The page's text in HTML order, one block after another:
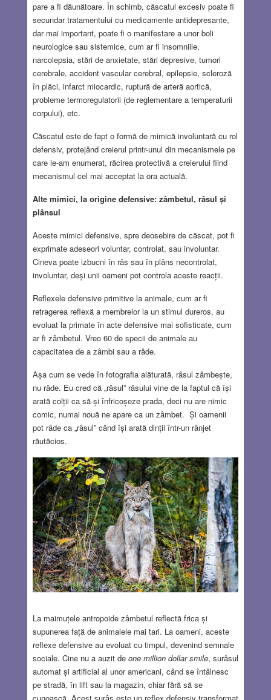
pare a fi dăunătoare. În schimb, căscatul excesiv poate fi
secundar tratamentului cu medicamente antidepresante,
dar mai important, poate fi o manifestare a unor boli
neurologice sau sistemice, cum ar fi insomniile,
narcolepsia, stări de anxietate, stări depresive, tumori
cerebrale, accident vascular cerebral, epilepsie, scleroză
în plăci, infarct miocardic, ruptură de arteră aortică,
probleme termoregulatorii (de reglementare a temperaturii
corpului), etc.
Căscatul este de fapt o formă de mimică involuntară cu rol
defensiv, protejând creierul printr-unul din mecanismele pe
care le-am enumerat, răcirea protectivă a creierului fiind
mecanismul cel mai acceptat la ora actuală.
Alte mimici, la origine defensive: zâmbetul, râsul și
plânsul
Aceste mimici defensive, spre deosebire de căscat, pot fi
exprimate adeseori voluntar, controlat, sau involuntar.
Cineva poate izbucni în râs sau în plâns necontrolat,
involuntar, deși unii oameni pot controla aceste reacții.
Reflexele defensive primitive la animale, cum ar fi
retragerea reflexă a membrelor la un stimul dureros, au
evoluat la primate în acte defensive mai sofisticate, cum
ar fi zâmbetul. Vreo 60 de specii de animale au
capacitatea de a zâmbi sau a râde.
Așa cum se vede în fotografia alăturată, râsul zâmbește,
nu râde. Eu cred că „râsul” râsului vine de la faptul că își
arată colții ca să-și înfricoșeze prada, deci nu are nimic
comic, numai nouă ne apare ca un zâmbet. Și oamenii
pot râde ca „râsul” când își arată dinții într-un rânjet
răutăcios.
La maimuțele antropoide zâmbetul reflectă frica și
supunerea față de animalele mai tari. La oameni, aceste
reflexe defensive au evoluat cu timpul, devenind semnale
sociale. Cine nu a auzit de one million dollar smile, surâsul
automat și artificial al unor americani, când se întâlnesc
pe stradă, în lift sau la magazin, chiar fără să se